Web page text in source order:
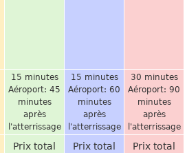
15 minutes
Aéroport: 45
minutes
après
l'atterrissage
15 minutes
Aéroport: 60
minutes
après
l'atterrissage
30 minutes
Aéroport: 90
minutes
après
l'atterrissage
Prix total Prix total Prix total